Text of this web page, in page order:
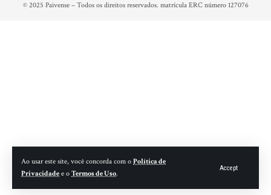
Ao usar este site, você concorda com o Política de
Privacidade e o Termos de Uso.
Accept
© 2025 Paivense – Todos os direitos reservados. matrícula ERC número 127076